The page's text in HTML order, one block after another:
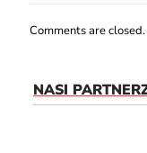
Comments are closed.
NASI